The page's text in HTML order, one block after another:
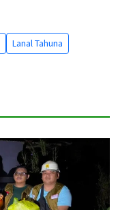
Lanal Tahuna